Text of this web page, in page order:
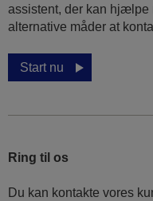
assistent, der kan hjælpe
alternative måder at
Start nu
Ring til os
Du kan kontakte vores